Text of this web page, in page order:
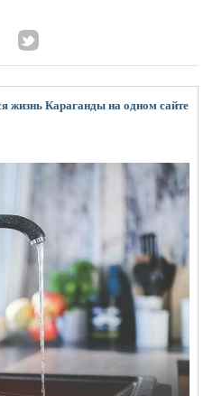
жизнь Караганды на одном сайте